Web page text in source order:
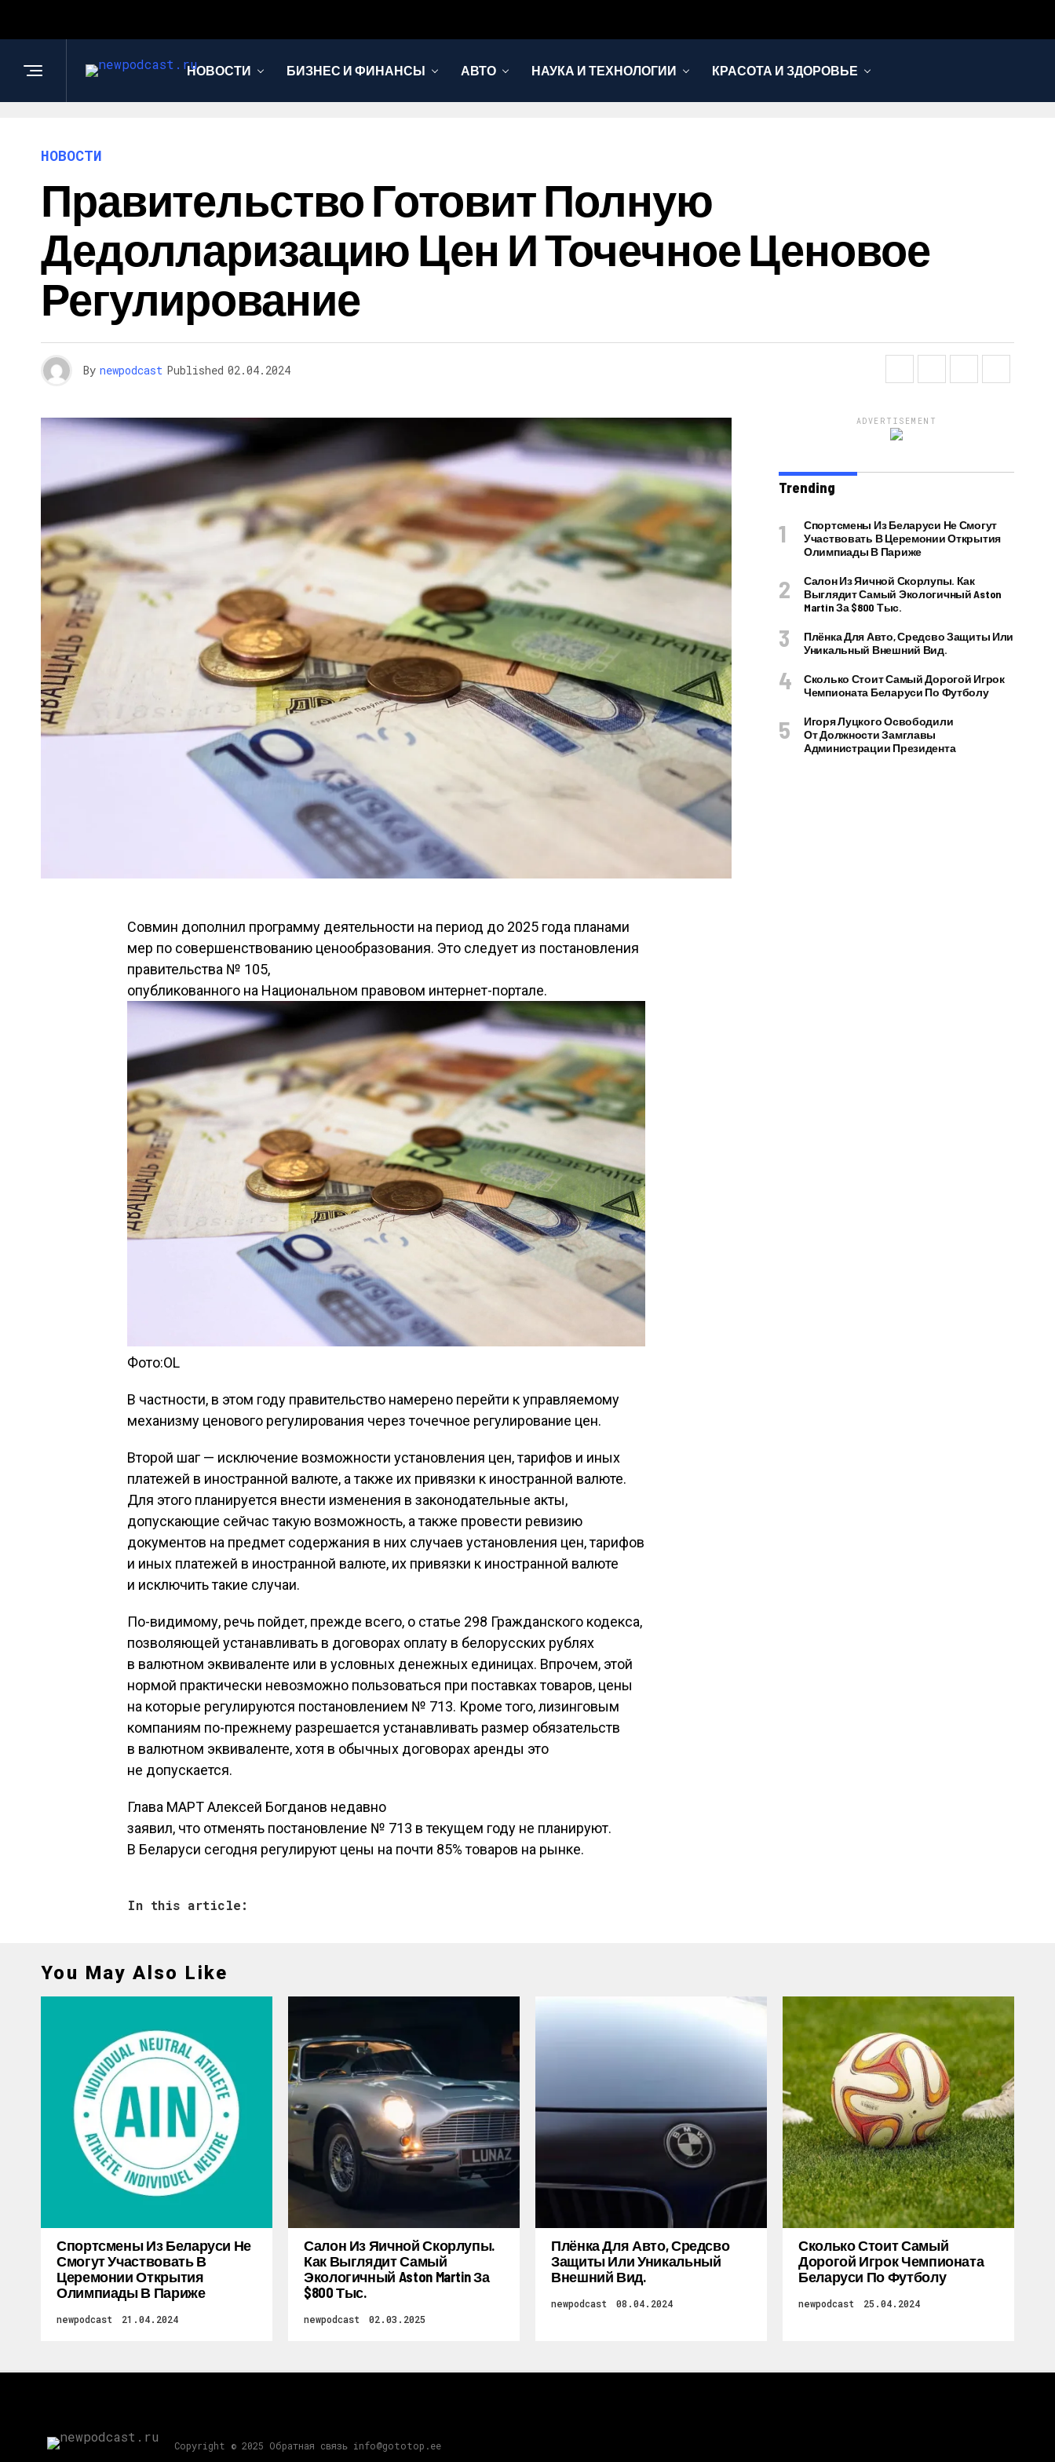
НОВОСТИ БИЗНЕС И ФИНАНСЫ АВТО НАУКА И ТЕХНОЛОГИИ КРАСОТА И ЗДОРОВЬЕ
НОВОСТИ
Правительство Готовит Полную
Дедолларизацию Цен И Точечное Ценовое
Регулирование
By newpodcast Published 02.04.2024
Совмин дополнил программу деятельности на период до 2025 года планами
мер по совершенствованию ценообразования. Это следует из постановления
правительства № 105,
опубликованного на Национальном правовом интернет-портале.
Фото:OL
В частности, в этом году правительство намерено перейти к управляемому
механизму ценового регулирования через точечное регулирование цен.
Второй шаг — исключение возможности установления цен, тарифов и иных
платежей в иностранной валюте, а также их привязки к иностранной валюте.
Для этого планируется внести изменения в законодательные акты,
допускающие сейчас такую возможность, а также провести ревизию
документов на предмет содержания в них случаев установления цен, тарифов
и иных платежей в иностранной валюте, их привязки к иностранной валюте
и исключить такие случаи.
По-видимому, речь пойдет, прежде всего, о статье 298 Гражданского кодекса,
позволяющей устанавливать в договорах оплату в белорусских рублях
в валютном эквиваленте или в условных денежных единицах. Впрочем, этой
нормой практически невозможно пользоваться при поставках товаров, цены
на которые регулируются постановлением № 713. Кроме того, лизинговым
компаниям по-прежнему разрешается устанавливать размер обязательств
в валютном эквиваленте, хотя в обычных договорах аренды это
не допускается.
Глава МАРТ Алексей Богданов недавно
заявил, что отменять постановление № 713 в текущем году не планируют.
В Беларуси сегодня регулируют цены на почти 85% товаров на рынке.
In this article:
ADVERTISEMENT
Trending
Спортсмены Из Беларуси Не Смогут
Участвовать В Церемонии Открытия
Олимпиады В Париже
Салон Из Яичной Скорлупы. Как
Выглядит Самый Экологичный Aston
Martin За $800 Тыс.
Плёнка Для Авто, Средсво Защиты Или
Уникальный Внешний Вид.
Сколько Стоит Самый Дорогой Игрок
Чемпионата Беларуси По Футболу
Игоря Луцкого Освободили
От Должности Замглавы
Администрации Президента
You May Also Like
Спортсмены Из Беларуси Не
Смогут Участвовать В
Церемонии Открытия
Олимпиады В Париже
newpodcast 21.04.2024
Салон Из Яичной Скорлупы.
Как Выглядит Самый
Экологичный Aston Martin За
$800 Тыс.
newpodcast 02.03.2025
Плёнка Для Авто, Средсво
Защиты Или Уникальный
Внешний Вид.
newpodcast 08.04.2024
Сколько Стоит Самый
Дорогой Игрок Чемпионата
Беларуси По Футболу
newpodcast 25.04.2024
Copyright © 2025 Обратная связь info@gototop.ee